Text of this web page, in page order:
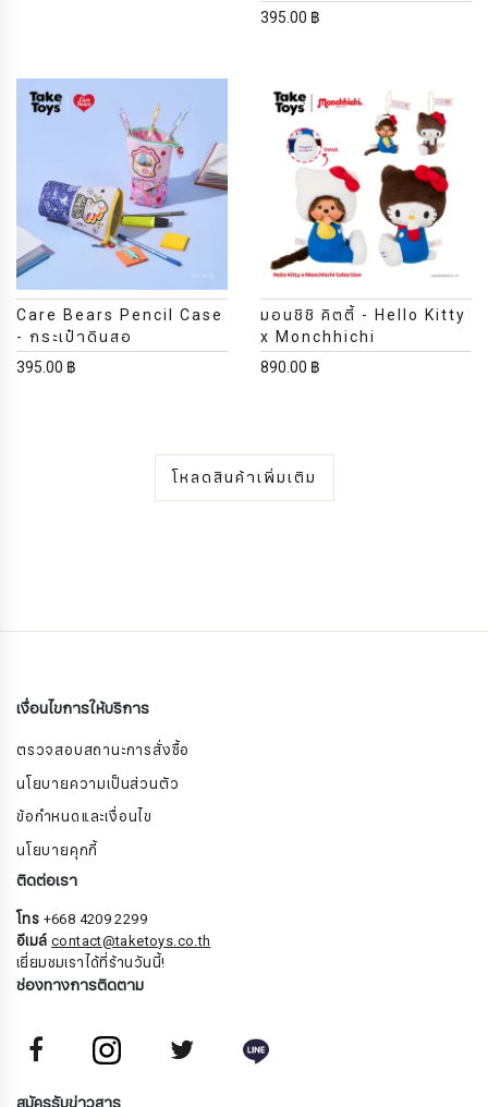
395.00 ฿
Care Bears Pencil Case
- กระเป๋าดินสอ
395.00 ฿
มอนชิชิ คิตตี้ - Hello Kitty
x Monchhichi
890.00 ฿
โหลดสินค้าเพิ่มเติม
เงื่อนไขการให้บริการ
ตรวจสอบสถานะการสั่งซื้อ
นโยบายความเป็นส่วนตัว
ข้อกำหนดและเงื่อนไข
นโยบายคุกกี้
ติดต่อเรา
โทร +668 4209 2299
อีเมล์ contact@taketoys.co.th
เยี่ยมชมเราได้ที่ร้านวันนี้!
ช่องทางการติดตาม